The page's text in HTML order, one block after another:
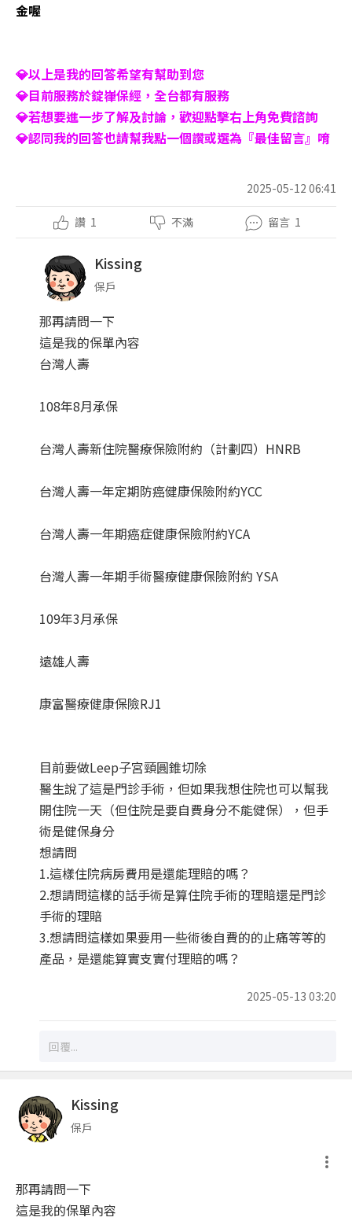
金喔
💎以上是我的回答希望有幫助到您
💎目前服務於錠嵂保經，全台都有服務
💎若想要進一步了解及討論，歡迎點擊右上角免費諮詢
💎認同我的回答也請幫我點一個讚或選為『最佳留言』唷
2025-05-12 06:41
讚 1 不滿 留言 1
Kissing
保戶
那再請問一下
這是我的保單內容
台灣人壽
108年8月承保
台灣人壽新住院醫療保險附約（計劃四）HNRB
台灣人壽一年定期防癌健康保險附約YCC
台灣人壽一年期癌症健康保險附約YCA
台灣人壽一年期手術醫療健康保險附約 YSA
109年3月承保
遠雄人壽
康富醫療健康保險RJ1
目前要做Leep子宮頸圓錐切除
醫生說了這是門診手術，但如果我想住院也可以幫我
開住院一天（但住院是要自費身分不能健保），但手
術是健保身分
想請問
1.這樣住院病房費用是還能理賠的嗎？
2.想請問這樣的話手術是算住院手術的理賠還是門診
手術的理賠
3.想請問這樣如果要用一些術後自費的的止痛等等的
產品，是還能算實支實付理賠的嗎？
2025-05-13 03:20
Kissing
保戶
那再請問一下
這是我的保單內容